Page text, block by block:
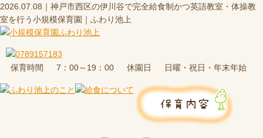
2026.07.08｜神戸市西区の伊川谷で完全給食制かつ英語教室・体操教
室を行う小規模保育園｜ふわり池上
保育時間 7：00～19：00 休園日 日曜・祝日・年末年始